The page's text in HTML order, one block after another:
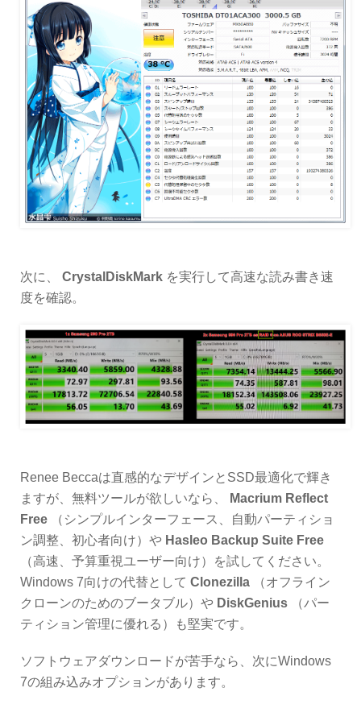
次に、 CrystalDiskMark を実行して高速な読み書き速
度を確認。
Renee Beccaは直感的なデザインとSSD最適化で輝き
ますが、無料ツールが欲しいなら、
Macrium Reflect
Free （シンプルインターフェース、自動パーティショ
ン調整、初心者向け）や Hasleo Backup Suite Free
（高速、予算重視ユーザー向け）を試してください。
Windows 7向けの代替として Clonezilla （オフライン
クローンのためのブータブル）や DiskGenius （パー
ティション管理に優れる）も堅実です。
ソフトウェアダウンロードが苦手なら、次にWindows
7の組み込みオプションがあります。